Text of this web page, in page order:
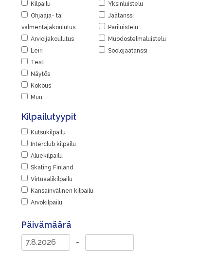
Kilpailu
Ohjaaja- tai
valmentajakoulutus
Arvioijakoulutus
Leiri
Testi
Näytös
Kokous
Muu
Yksinluistelu
Jäätanssi
Pariluistelu
Muodostelmaluistelu
Soolojäätanssi
Kilpailutyypit
Kutsukilpailu
Interclub kilpailu
Aluekilpailu
Skating Finland
Virtuaalikilpailu
Kansainvälinen kilpailu
Arvokilpailu
Päivämäärä
-